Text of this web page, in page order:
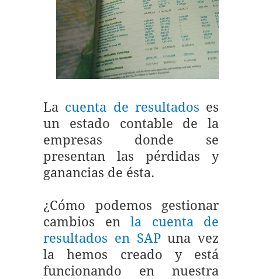
La cuenta de resultados es
un estado contable de la
empresas donde se
presentan las pérdidas y
ganancias de ésta.
¿Cómo podemos gestionar
cambios en la cuenta de
resultados en SAPuna vez
la hemos creado y está
funcionando en nuestra